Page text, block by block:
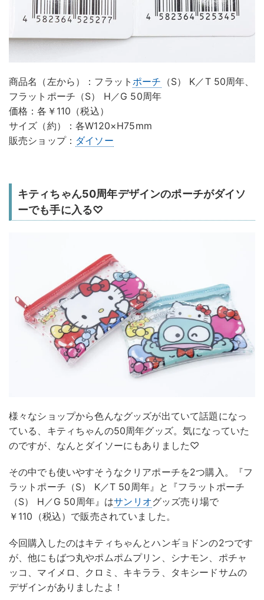
商品名（左から）：フラットポーチ （S） K／T 50周年、
フラットポーチ（S） H／G 50周年
価格：各￥110（税込）
サイズ（約）：各W120×H75mm
販売ショップ： ダイソー
キティちゃん50周年デザインのポーチがダイソ
ーでも手に入る♡
様々なショップから色んなグッズが出ていて話題になっ
ている、キティちゃんの50周年グッズ。気になっていた
のですが、なんとダイソーにもありました♡
その中でも使いやすそうなクリアポーチを2つ購入。『フ
ラットポーチ（S） K／T 50周年』と『フラットポーチ
（S） H／G 50周年』はサンリオグッズ売り場で
￥110（税込）で販売されていました。
今回購入したのはキティちゃんとハンギョドンの2つです
が、他にもばつ丸やポムポムプリン、シナモン、ポチャ
ッコ、マイメロ、クロミ、キキララ、タキシードサムの
デザインがありましたよ！